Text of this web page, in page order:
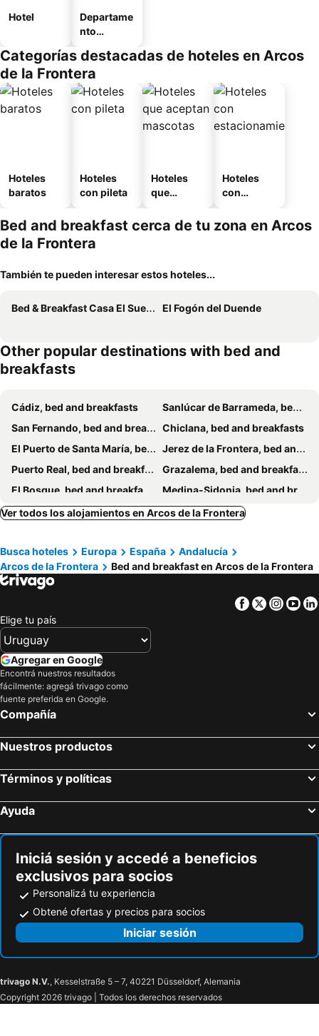
Hotel
Departame
nto
Categorías destacadas de hoteles en Arcos
de la Frontera
Hoteles
baratos
Hoteles
con pileta
Hoteles
que
mascotas
Hoteles
con
miento
Bed and breakfast cerca de tu zona en Arcos
de la Frontera
También te pueden interesar estos hoteles...
Bed & Breakfast Casa El Sueño El Fogón del Duende
Other popular destinations with bed and
breakfasts
Cádiz, bed and breakfasts
Sanlúcar de Barrameda, bed and breakfasts
San Fernando, bed and breakfasts
Chiclana, bed and breakfasts
El Puerto de Santa María, bed and breakfasts
Jerez de la Frontera, bed and breakfasts
Puerto Real, bed and breakfasts
Grazalema, bed and breakfasts
El Bosque, bed and breakfasts
Medina-Sidonia, bed and breakfasts
Alcalá de los Gazules, bed and breakfasts
Jimena de la Frontera, bed and breakfasts
Villamartín, bed and breakfasts
Ver todos los alojamientos en Arcos de la Frontera
Busca hoteles Europa España
Andalucía
Arcos de la Frontera
Bed and breakfast en Arcos de la Frontera
Facebook
Twitter
Elige tu país
Agregar en Google
Encontrá nuestros resultados
fácilmente: agregá trivago como
fuente preferida en Google.
Compañía
Nuestros productos
Términos y políticas
Ayuda
Iniciá sesión y accedé a beneficios
exclusivos para socios
Personalizá tu experiencia
Obtené ofertas y precios para socios
Iniciar sesión
trivago N.V., Kesselstraße 5 – 7, 40221 Düsseldorf, Alemania
Copyright 2026 trivago | Todos los derechos reservados